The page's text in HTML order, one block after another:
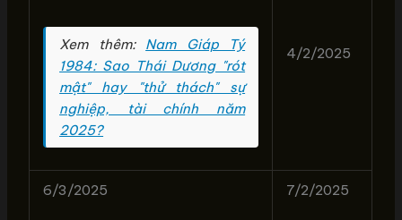
Xem thêm: Nam Giáp Tý
1984: Sao Thái Dương "rót
mật" hay "thử thách" sự
nghiệp, tài chính năm
2025?
4/2/2025
6/3/2025 7/2/2025